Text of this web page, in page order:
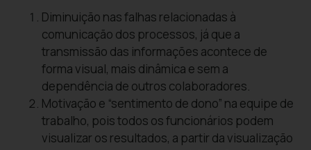
Diminuição nas falhas relacionadas à
comunicação dos processos, já que a
transmissão das informações acontece de
forma visual, mais dinâmica e sem a
dependência de outros colaboradores.
Motivação e “sentimento de dono” na equipe de
trabalho, pois todos os funcionários podem
visualizar os resultados, a partir da visualização